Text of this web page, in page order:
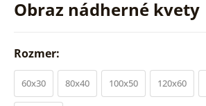
Obraz nádherné kvety
Rozmer:
60x30 80x40 100x50 120x60